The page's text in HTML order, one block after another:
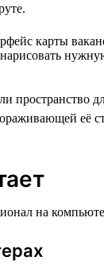
пространство
её
на